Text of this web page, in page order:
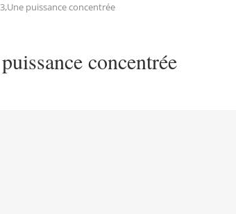
puissance concentrée
concentrée